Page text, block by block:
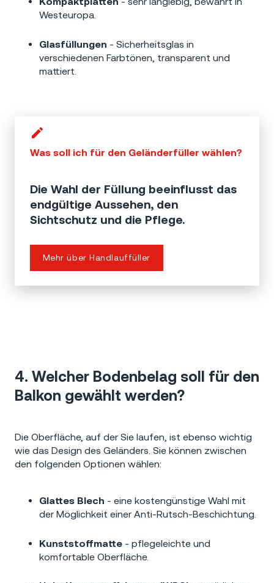
Westeuropa.
Glasfüllungen - Sicherheitsglas in
verschiedenen Farbtönen, transparent und
mattiert.
Was soll ich für den Geländerfüller wählen?
Die Wahl der Füllung beeinflusst das
endgültige Aussehen, den
Sichtschutz und die Pflege.
Mehr über Handlauffüller
4. Welcher Bodenbelag soll für den
Balkon gewählt werden?
Die Oberfläche, auf der Sie laufen, ist ebenso wichtig
wie das Design des Geländers. Sie können zwischen
den folgenden Optionen wählen:
Glattes Blech - eine kostengünstige Wahl mit
der Möglichkeit einer Anti-Rutsch-Beschichtung.
Kunststoffmatte - pflegeleichte und
komfortable Oberfläche.